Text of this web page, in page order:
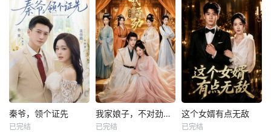
秦爷，领个证先
已完结
我家娘子，不对劲第四季
已完结
这个女婿有点无敌
已完结